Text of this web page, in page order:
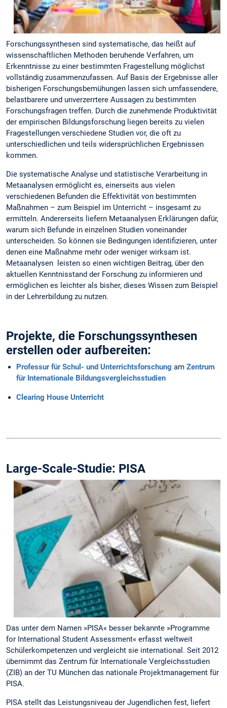
Forschungssynthesen sind systematische, das heißt auf
wissenschaftlichen Methoden beruhende Verfahren, um
Erkenntnisse zu einer bestimmten Fragestellung möglichst
vollständig zusammenzufassen. Auf Basis der Ergebnisse aller
bisherigen Forschungsbemühungen lassen sich umfassendere,
belastbarere und unverzerrtere Aussagen zu bestimmten
Forschungsfragen treffen. Durch die zunehmende Produktivität
der empirischen Bildungsforschung liegen bereits zu vielen
Fragestellungen verschiedene Studien vor, die oft zu
unterschiedlichen und teils widersprüchlichen Ergebnissen
kommen.
Die systematische Analyse und statistische Verarbeitung in
Metaanalysen ermöglicht es, einerseits aus vielen
verschiedenen Befunden die Effektivität von bestimmten
Maßnahmen – zum Beispiel im Unterricht – insgesamt zu
ermitteln. Andererseits liefern Metaanalysen Erklärungen dafür,
warum sich Befunde in einzelnen Studien voneinander
unterscheiden. So können sie Bedingungen identifizieren, unter
denen eine Maßnahme mehr oder weniger wirksam ist.
Metaanalysen leisten so einen wichtigen Beitrag, über den
aktuellen Kenntnisstand der Forschung zu informieren und
ermöglichen es leichter als bisher, dieses Wissen zum Beispiel
in der Lehrerbildung zu nutzen.
Projekte, die Forschungssynthesen
erstellen oder aufbereiten:
Professur für Schul- und Unterrichtsforschung am Zentrum
für Internationale Bildungsvergleichsstudien
Clearing House Unterricht
Large-Scale-Studie: PISA
Das unter dem Namen »PISA« besser bekannte »Programme
for International Student Assessment« erfasst weltweit
Schülerkompetenzen und vergleicht sie international. Seit 2012
übernimmt das Zentrum für Internationale Vergleichsstudien
(ZIB) an der TU München das nationale Projektmanagement für
PISA.
PISA stellt das Leistungsniveau der Jugendlichen fest, liefert